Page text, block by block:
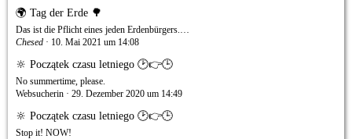
🌍 Tag der Erde 🌳
Das ist die Pflicht eines jeden Erdenbürgers.…
Chesed
10. Mai 2021 um 14:08
🔆 Początek czasu letniego 🕑👉🕒
No summertime, please.
Websucherin
29. Dezember 2020 um 14:49
🔆 Początek czasu letniego 🕑👉🕒
Stop it! NOW!